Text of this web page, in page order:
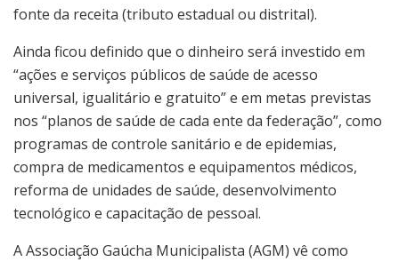
fonte da receita (tributo estadual ou distrital).
Ainda ficou definido que o dinheiro será investido em
“ações e serviços públicos de saúde de acesso
universal, igualitário e gratuito” e em metas previstas
nos “planos de saúde de cada ente da federação”, como
programas de controle sanitário e de epidemias,
compra de medicamentos e equipamentos médicos,
reforma de unidades de saúde, desenvolvimento
tecnológico e capacitação de pessoal.
A Associação Gaúcha Municipalista (AGM) vê como